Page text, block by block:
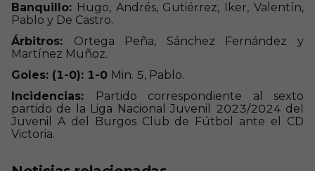
Banquillo: Hugo, Andrés, Gutiérrez, Iker, Valentín,
Pablo y De Castro.
Árbitros: Ortega Peña, Sánchez Fernández y
Martínez Muñoz.
Goles: (1-0): 1-0 Min. 5, Pablo.
Incidencias:
Partido correspondiente al sexto
partido de la Liga Nacional Juvenil 2023/2024 del
Juvenil A del Burgos Club de Fútbol ante el CD
Victoria.